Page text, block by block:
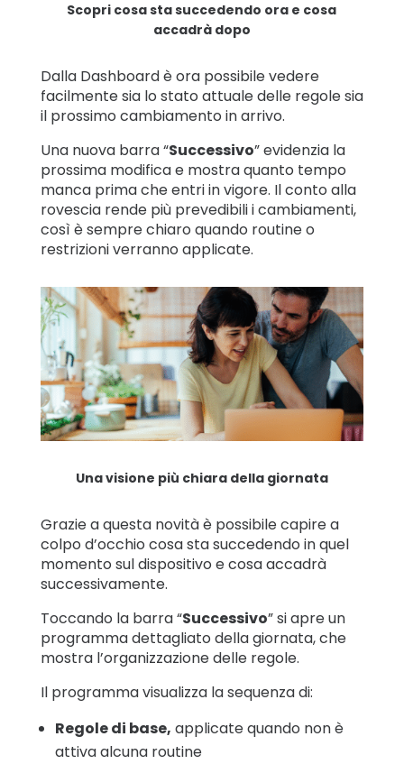
Scopri cosa sta succedendo ora e cosa
accadrà dopo
Dalla Dashboard è ora possibile vedere
facilmente sia lo stato attuale delle regole sia
il prossimo cambiamento in arrivo.
Una nuova barra “Successivo” evidenzia la
prossima modifica e mostra quanto tempo
manca prima che entri in vigore. Il conto alla
rovescia rende più prevedibili i cambiamenti,
così è sempre chiaro quando routine o
restrizioni verranno applicate.
Una visione più chiara della giornata
Grazie a questa novità è possibile capire a
colpo d’occhio cosa sta succedendo in quel
momento sul dispositivo e cosa accadrà
successivamente.
Toccando la barra “Successivo” si apre un
programma dettagliato della giornata, che
mostra l’organizzazione delle regole.
Il programma visualizza la sequenza di:
Regole di base, applicate quando non è
attiva alcuna routine